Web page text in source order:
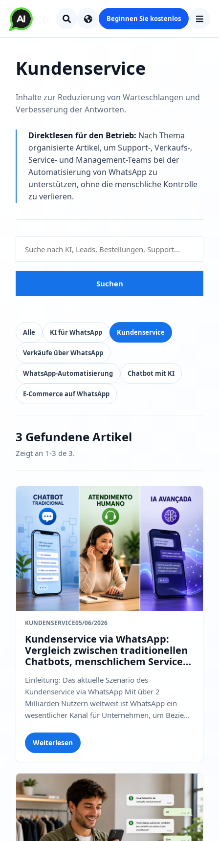
Beginnen Sie kostenlos
Kundenservice
Inhalte zur Reduzierung von Warteschlangen und
Verbesserung der Antworten.
Direktlesen für den Betrieb: Nach Thema
organisierte Artikel, um Support-, Verkaufs-,
Service- und Management-Teams bei der
Automatisierung von WhatsApp zu
unterstützen, ohne die menschliche Kontrolle
zu verlieren.
Suchen
Alle KI für WhatsApp Kundenservice
Verkäufe über WhatsApp
WhatsApp‑Automatisierung Chatbot mit KI
E-Commerce auf WhatsApp
3 Gefundene Artikel
Zeigt an 1-3 de 3.
KUNDENSERVICE05/06/2026
Kundenservice via WhatsApp:
Vergleich zwischen traditionellen
Chatbots, menschlichem Service
Einleitung: Das aktuelle Szenario des
Kundenservice via WhatsApp Mit über 2
Milliarden Nutzern weltweit ist WhatsApp ein
wesentlicher Kanal für Unternehmen, um Bezie...
Weiterlesen